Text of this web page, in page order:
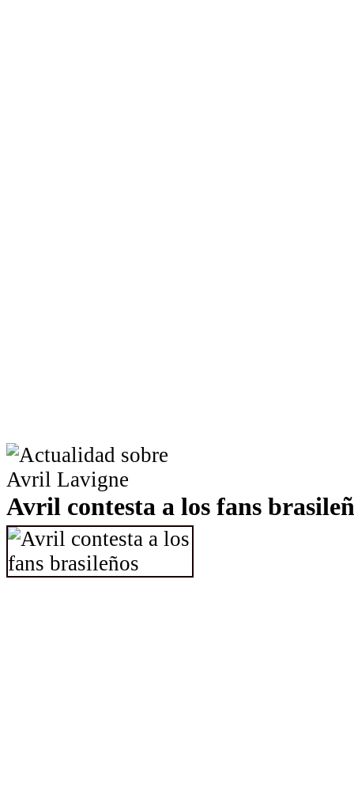
Avril contesta a los fans